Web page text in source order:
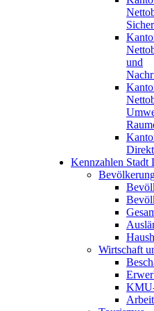
und
Kennzahlen Stadt
Wirtschaft